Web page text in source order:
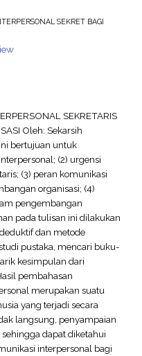
SEKRET BAGI
SEKRETARIS
Oleh: Sekarsih
bertujuan untuk
(2) urgensi
(3) peran komunikasi
organisasi; (4)
pengembangan
pada tulisan ini dilakukan
dan metode
pustaka, mencari buku-
kesimpulan dari
pembahasan
merupakan suatu
yang terjadi secara
langsung, penyampaian
dapat diketahui
interpersonal bagi